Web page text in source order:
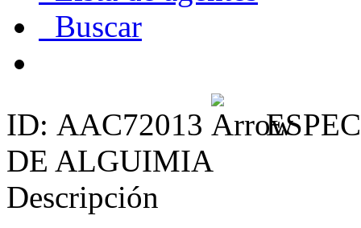
Buscar
ID: AAC72013
DE ALGUIMIA
Descripción